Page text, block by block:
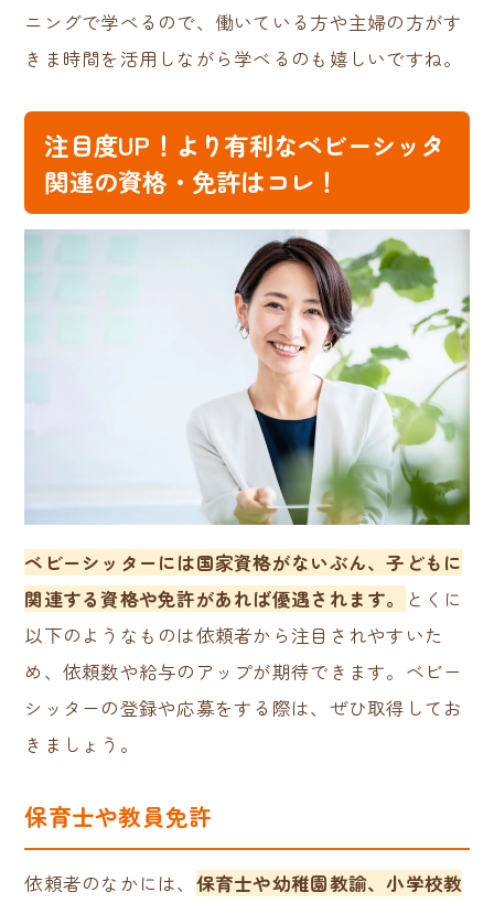
ニングで学べるので、働いている方や主婦の方がす
きま時間を活用しながら学べるのも嬉しいですね。
注目度UP！より有利なベビーシッタ
関連の資格・免許はコレ！
ベビーシッターには国家資格がないぶん、子どもに
関連する資格や免許があれば優遇されます。
とくに
以下のようなものは依頼者から注目されやすいた
め、依頼数や給与のアップが期待できます。ベビー
シッターの登録や応募をする際は、ぜひ取得してお
きましょう。
保育士や教員免許
依頼者のなかには、 保育士や幼稚園教諭、小学校教